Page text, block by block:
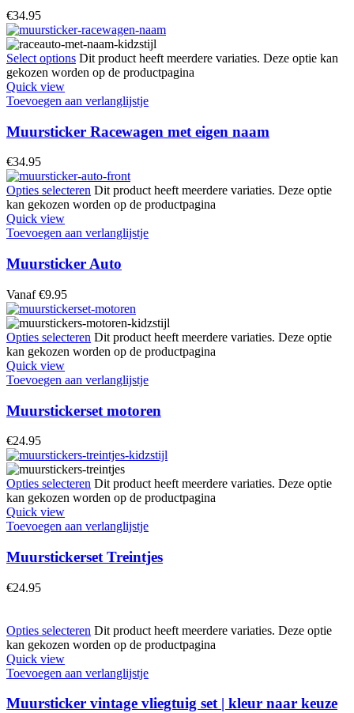
€34.95
Select options Dit product heeft meerdere variaties. Deze optie kan
gekozen worden op de productpagina
Quick view
Toevoegen aan verlanglijstje
Muursticker Racewagen met eigen naam
€34.95
Opties selecteren Dit product heeft meerdere variaties. Deze optie
kan gekozen worden op de productpagina
Quick view
Toevoegen aan verlanglijstje
Muursticker Auto
Vanaf €9.95
Opties selecteren Dit product heeft meerdere variaties. Deze optie
kan gekozen worden op de productpagina
Quick view
Toevoegen aan verlanglijstje
Muurstickerset motoren
€24.95
Opties selecteren Dit product heeft meerdere variaties. Deze optie
kan gekozen worden op de productpagina
Quick view
Toevoegen aan verlanglijstje
Muurstickerset Treintjes
€24.95
Opties selecteren Dit product heeft meerdere variaties. Deze optie
kan gekozen worden op de productpagina
Quick view
Toevoegen aan verlanglijstje
Muursticker vintage vliegtuig set | kleur naar keuze